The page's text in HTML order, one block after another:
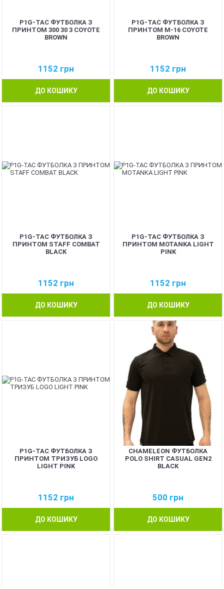
P1G-TAC ФУТБОЛКА З
ПРИНТОМ 300 30 3 COYOTE
BROWN
1152 грн
ДО КОШИКУ
P1G-TAC ФУТБОЛКА З
ПРИНТОМ M-16 COYOTE
BROWN
1152 грн
ДО КОШИКУ
P1G-TAC ФУТБОЛКА З
ПРИНТОМ STAFF COMBAT
BLACK
1152 грн
ДО КОШИКУ
P1G-TAC ФУТБОЛКА З
ПРИНТОМ MOTANKA LIGHT
PINK
1152 грн
ДО КОШИКУ
P1G-TAC ФУТБОЛКА З
ПРИНТОМ ТРИЗУБ LOGO
LIGHT PINK
1152 грн
ДО КОШИКУ
CHAMELEON ФУТБОЛКА
POLO SHIRT CASUAL GEN2
BLACK
500 грн
ДО КОШИКУ